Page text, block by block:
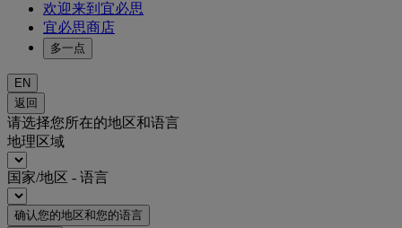
欢迎来到宜必思
宜必思商店
多一点
EN
返回
请选择您所在的地区和语言
地理区域
国家/地区 - 语言
确认您的地区和您的语言